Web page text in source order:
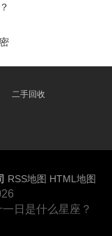
二手回收
RSS地图 HTML地图
日是什么星座？